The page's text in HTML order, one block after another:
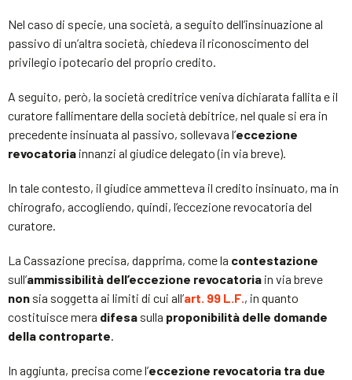
Nel caso di specie, una società, a seguito dell’insinuazione al
passivo di un’altra società, chiedeva il riconoscimento del
privilegio ipotecario del proprio credito.
A seguito, però, la società creditrice veniva dichiarata fallita e il
curatore fallimentare della società debitrice, nel quale si era in
precedente insinuata al passivo, sollevava l’eccezione
revocatoria innanzi al giudice delegato (in via breve).
In tale contesto, il giudice ammetteva il credito insinuato, ma in
chirografo, accogliendo, quindi, l’eccezione revocatoria del
curatore.
La Cassazione precisa, dapprima, come la contestazione
sull’ammissibilità dell’eccezione revocatoria in via breve
non sia soggetta ai limiti di cui all’art. 99 L.F., in quanto
costituisce mera difesa sulla proponibilità delle domande
della controparte.
In aggiunta, precisa come l’eccezione revocatoria tra due